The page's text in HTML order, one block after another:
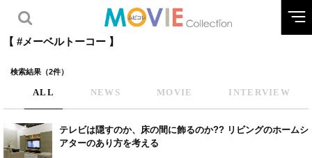
【 #メーベルトーコー 】
検索結果（2件）
ALL NEWS MOVIE INTERVIEW
テレビは隠すのか、床の間に飾るのか?? リビングのホームシ
アターのあり方を考える